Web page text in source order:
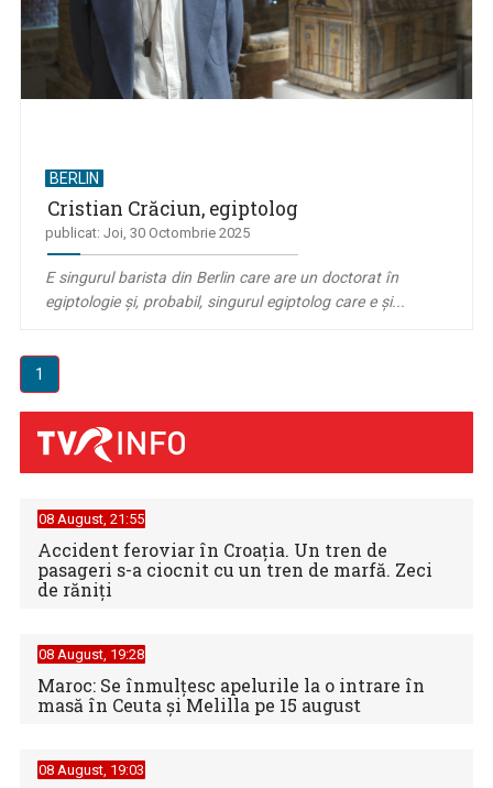
BERLIN
Cristian Crăciun, egiptolog
publicat: Joi, 30 Octombrie 2025
E singurul barista din Berlin care are un doctorat în
egiptologie și, probabil, singurul egiptolog care e și...
1
08 August, 21:55
Accident feroviar în Croația. Un tren de
pasageri s-a ciocnit cu un tren de marfă. Zeci
de răniți
08 August, 19:28
Maroc: Se înmulţesc apelurile la o intrare în
masă în Ceuta şi Melilla pe 15 august
08 August, 19:03